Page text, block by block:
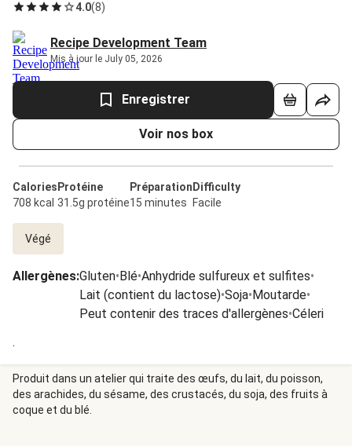
4.0(8)
Recipe Development Team
Mis à jour le July 05, 2026
Enregistrer
Voir nos box
Calories
708 kcal
Protéine
31.5g protéine
Préparation
15 minutes
Difficulty
Facile
Végé
Allergènes:Gluten•Blé•Anhydride sulfureux et sulfites•
Lait (contient du lactose)•Soja•Moutarde•
Peut contenir des traces d'allergènes•Céleri
.
Produit dans un atelier qui traite des œufs, du lait, du poisson,
des arachides, du sésame, des crustacés, du soja, des fruits à
coque et du blé.